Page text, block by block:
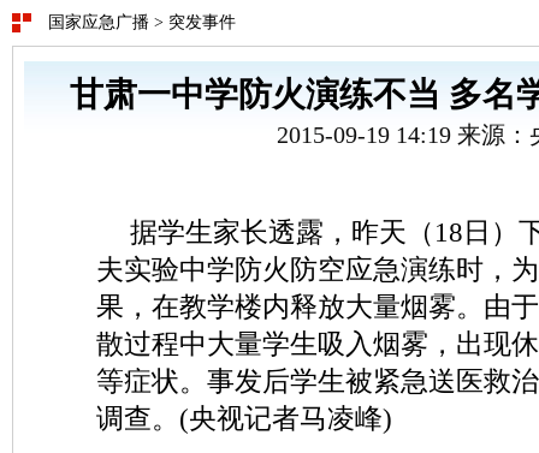
国家应急广播 > 突发事件
甘肃一中学防火演练不当 多名
2015-09-19 14:19 来源：
据学生家长透露，昨天（18日）
夫实验中学防火防空应急演练时，
果，在教学楼内释放大量烟雾。由
散过程中大量学生吸入烟雾，出现
等症状。事发后学生被紧急送医救
调查。(央视记者马凌峰)